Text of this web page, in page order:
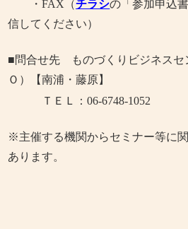
・FAX （チラシの「参加申込
信してください）
■問合せ先 ものづくりビジネスセ
Ｏ）【南浦・藤原】
ＴＥＬ：06-6748-1052
※主催する機関からセミナー等に
あります。